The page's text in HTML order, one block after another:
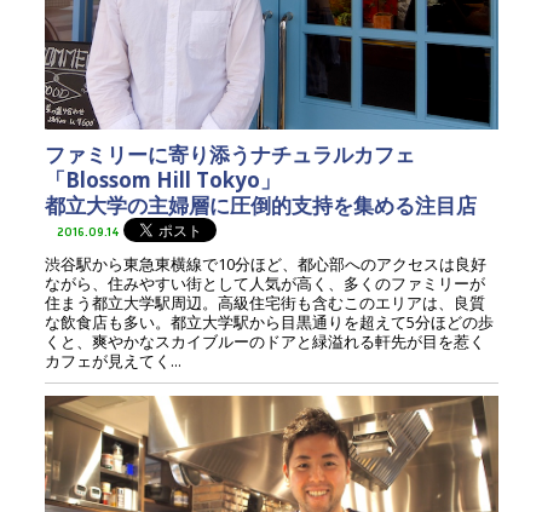
ファミリーに寄り添うナチュラルカフェ
「Blossom Hill Tokyo」
都立大学の主婦層に圧倒的支持を集める注目店
2016.09.14
渋谷駅から東急東横線で10分ほど、都心部へのアクセスは良好
ながら、住みやすい街として人気が高く、多くのファミリーが
住まう都立大学駅周辺。高級住宅街も含むこのエリアは、良質
な飲食店も多い。都立大学駅から目黒通りを超えて5分ほどの歩
くと、爽やかなスカイブルーのドアと緑溢れる軒先が目を惹く
カフェが見えてく...